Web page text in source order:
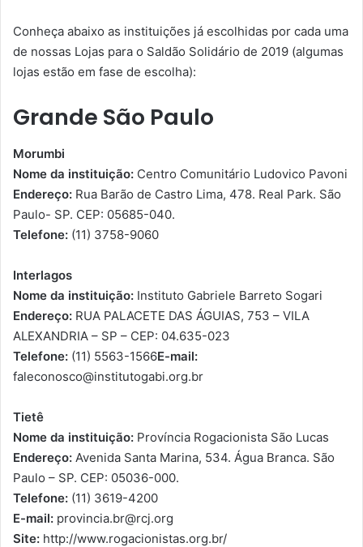
Conheça abaixo as instituições já escolhidas por cada uma
de nossas Lojas para o Saldão Solidário de 2019 (algumas
lojas estão em fase de escolha):
Grande São Paulo
Morumbi
Nome da instituição: Centro Comunitário Ludovico Pavoni
Endereço: Rua Barão de Castro Lima, 478. Real Park. São
Paulo- SP. CEP: 05685-040.
Telefone: (11) 3758-9060
Interlagos
Nome da instituição: Instituto Gabriele Barreto Sogari
Endereço: RUA PALACETE DAS ÁGUIAS, 753 – VILA
ALEXANDRIA – SP – CEP: 04.635-023
Telefone: (11) 5563-1566E-mail:
faleconosco@institutogabi.org.br
Tietê
Nome da instituição: Província Rogacionista São Lucas
Endereço: Avenida Santa Marina, 534. Água Branca. São
Paulo – SP. CEP: 05036-000.
Telefone: (11) 3619-4200
E-mail: provincia.br@rcj.org
Site: http://www.rogacionistas.org.br/